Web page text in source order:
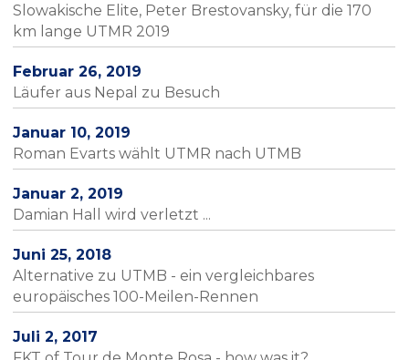
Slowakische Elite, Peter Brestovansky, für die 170
km lange UTMR 2019
Februar 26, 2019
Läufer aus Nepal zu Besuch
Januar 10, 2019
Roman Evarts wählt UTMR nach UTMB
Januar 2, 2019
Damian Hall wird verletzt ...
Juni 25, 2018
Alternative zu UTMB - ein vergleichbares
europäisches 100-Meilen-Rennen
Juli 2, 2017